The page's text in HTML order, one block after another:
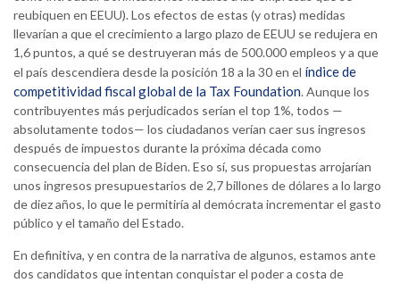
reubiquen en EEUU). Los efectos de estas (y otras) medidas
llevarían a que el crecimiento a largo plazo de EEUU se redujera en
1,6 puntos, a qué se destruyeran más de 500.000 empleos y a que
el país descendiera desde la posición 18 a la 30 en el índice de
competitividad fiscal global de la Tax Foundation. Aunque los
contribuyentes más perjudicados serían el top 1%, todos —
absolutamente todos— los ciudadanos verían caer sus ingresos
después de impuestos durante la próxima década como
consecuencia del plan de Biden. Eso sí, sus propuestas arrojarían
unos ingresos presupuestarios de 2,7 billones de dólares a lo largo
de diez años, lo que le permitiría al demócrata incrementar el gasto
público y el tamaño del Estado.
En definitiva, y en contra de la narrativa de algunos, estamos ante
dos candidatos que intentan conquistar el poder a costa de